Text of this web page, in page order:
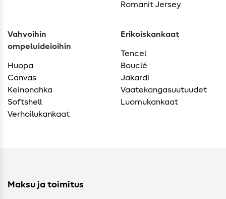
Romanit Jersey
Vahvoihin
ompeluideioihin
Huopa
Canvas
Keinonahka
Softshell
Verhoilukankaat
Erikoiskankaat
Tencel
Bouclé
Jakardi
Vaatekangasuutuudet
Luomukankaat
Maksu ja toimitus